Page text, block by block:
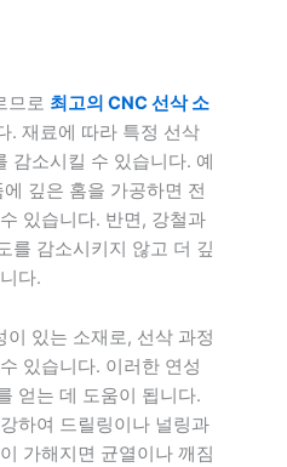
므로 최고의 CNC 선삭 소
. 재료에 따라 특정 선삭
감소시킬 수 있습니다. 예
깊은 홈을 가공하면 전
있습니다. 반면, 강철과
를 감소시키지 않고 더 깊
다.
있는 소재로, 선삭 과정
있습니다. 이러한 연성
얻는 데 도움이 됩니다.
하여 드릴링이나 널링과
가해지면 균열이나 깨짐